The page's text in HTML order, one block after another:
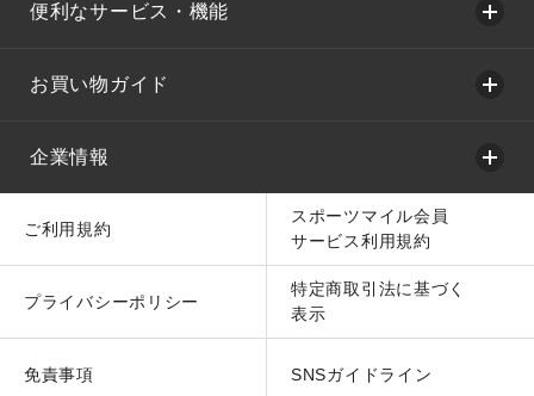
便利なサービス・機能
お買い物ガイド
企業情報
ご利用規約
スポーツマイル会員
サービス利用規約
プライバシーポリシー
特定商取引法に基づく
表示
免責事項 SNSガイドライン